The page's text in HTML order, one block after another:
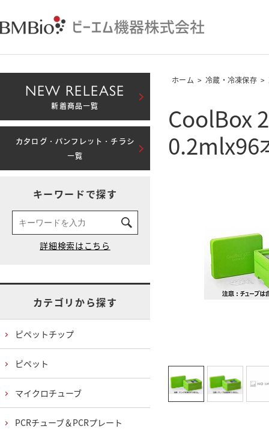
ホーム > 冷蔵・冷凍保存 >
CoolBox
0.2mlx96
NEW RELEASE
新着商品一覧
カタログ・パンフレット・チラシ
一覧
キーワードで探す
カテゴリから探す
ピペットチップ
ピペット
マイクロチューブ
PCRチューブ＆PCRプレート